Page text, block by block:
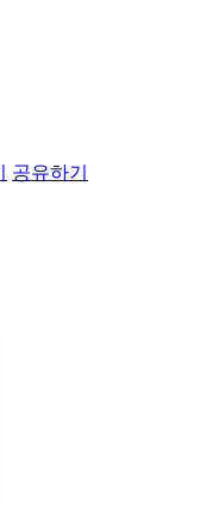
공유하기